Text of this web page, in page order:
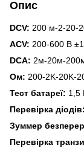
Опис
DCV: 200 м-2-20-
ACV: 200-600 В
DCA: 2м-20м-
Ом: 200-2K-20K-
Тест батареї: 1,5
Перевірка діодів:
Зуммер
Перевірка